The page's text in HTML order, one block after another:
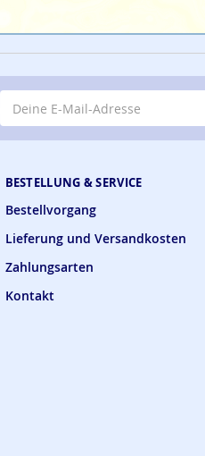
BESTELLUNG & SERVICE
Bestellvorgang
Lieferung und Versandkosten
Zahlungsarten
Kontakt